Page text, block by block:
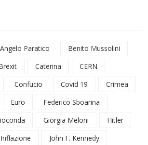
Angelo Paratico
Benito Mussolini
Caterina
CERN
Confucio Covid 19
Crimea
Euro
Federico Sboarina
Giorgia Meloni
Hitler
Inflazione
John F. Kennedy